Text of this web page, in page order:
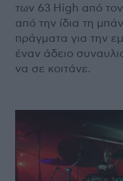
των 63 High από
από την ίδια τη
πράγματα για την
έναν άδειο
να σε κοιτάνε.